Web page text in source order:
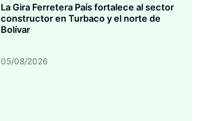
La Gira Ferretera País fortalece al sector
constructor en Turbaco y el norte de
Bolívar
05/08/2026